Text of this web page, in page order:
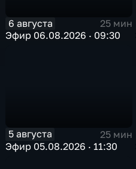
6 августа
25 мин
Эфир 06.08.2026 · 09:30
5 августа
25 мин
Эфир 05.08.2026 · 11:30